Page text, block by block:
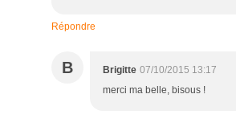
Répondre
B Brigitte 07/10/2015 13:17
merci ma belle, bisous !